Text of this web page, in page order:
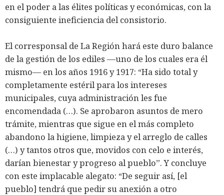
en el poder a las élites políticas y económicas, con la
consiguiente ineficiencia del consistorio.
El corresponsal de La Región hará este duro balance
de la gestión de los ediles ―uno de los cuales era él
mismo― en los años 1916 y 1917: “Ha sido total y
completamente estéril para los intereses
municipales, cuya administración les fue
encomendada (…). Se aprobaron asuntos de mero
trámite, mientras que sigue en el más completo
abandono la higiene, limpieza y el arreglo de calles
(…) y tantos otros que, movidos con celo e interés,
darían bienestar y progreso al pueblo”. Y concluye
con este implacable alegato: “De seguir así, [el
pueblo] tendrá que pedir su anexión a otro